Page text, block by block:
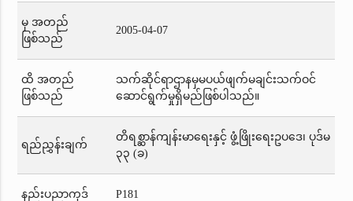
မှ အတည်
ဖြစ်သည်
2005-04-07
ထိ အတည်
ဖြစ်သည်
သက်ဆိုင်ရာဌာနမှမပယ်ဖျက်မချင်းသက်ဝင်
ဆောင်ရွက်မှုရှိမည်ဖြစ်ပါသည်။
ရည်ညွှန်းချက်
တိရစ္ဆာန်ကျန်းမာရေးနှင့် ဖွံ့ဖြိုးရေးဥပဒေ၊ ပုဒ်မ
၃၃ (ခ)
နည်းပညာကုဒ် P181